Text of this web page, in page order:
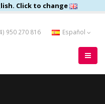
Click to change
950 270 816 Español